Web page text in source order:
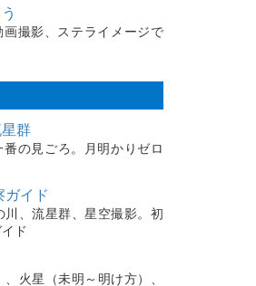
画撮影、ステライメージで
群
の見ごろ。月明かりゼロ
ガイド
川、流星群、星空撮影。初
ド
火星（未明～明け方）、